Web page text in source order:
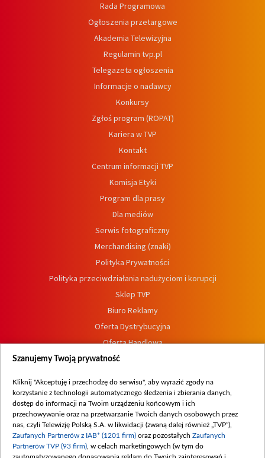
Rada Programowa
Ogłoszenia przetargowe
Akademia Telewizyjna
Regulamin tvp.pl
Telegazeta ogłoszenia
Informacje o nadawcy
Konkursy
Zgłoś program (ROPAT)
Kariera w TVP
Kontakt
Centrum informacji TVP
Komisja Etyki
Program dla prasy
Dla mediów
Serwis fotograficzny
Merchandising (znaki)
Polityka Prywatności
Polityka przeciwdziałania nadużyciom i korupcji
Sklep TVP
Biuro Reklamy
Oferta Dystrybucyjna
Oferta Handlowa
Dostępność
Procedura zgłoszeń wewnętrznych
Szanujemy Twoją prywatność
Kliknij "Akceptuję i przechodzę do serwisu", aby wyrazić zgody na
korzystanie z technologii automatycznego śledzenia i zbierania danych,
dostęp do informacji na Twoim urządzeniu końcowym i ich
przechowywanie oraz na przetwarzanie Twoich danych osobowych przez
nas, czyli Telewizję Polską S.A. w likwidacji (zwaną dalej również „TVP”),
Zaufanych Partnerów z IAB* (1201 firm) oraz pozostałych Zaufanych
Partnerów TVP (93 firm) , w celach marketingowych (w tym do